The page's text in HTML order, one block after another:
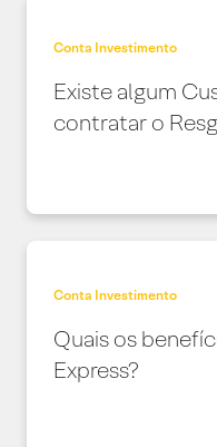
Conta Investimento
Existe algum
contratar o
Conta Investimento
Quais os
Express?